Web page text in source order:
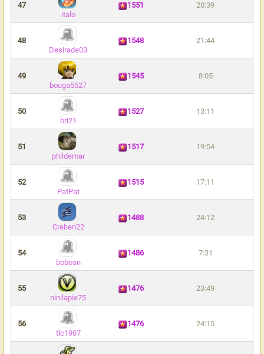
47
italo
1551 20:39
48
Desirade03
1548 21:44
49
bouga5527
1545 8:05
50
bri21
1527 13:11
51
phildemar
1517 19:54
52
PatPat
1515 17:11
53
Crehen22
1488 24:12
54
bobosn
1486 7:31
55
ninilapie75
1476 23:49
56
tlc1907
1476 24:15